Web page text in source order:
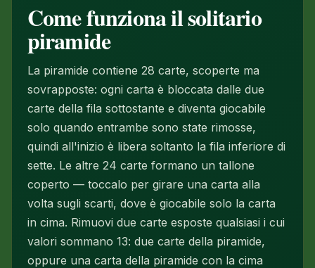
Come funziona il solitario
piramide
La piramide contiene 28 carte, scoperte ma
sovrapposte: ogni carta è bloccata dalle due
carte della fila sottostante e diventa giocabile
solo quando entrambe sono state rimosse,
quindi all'inizio è libera soltanto la fila inferiore di
sette. Le altre 24 carte formano un tallone
coperto — toccalo per girare una carta alla
volta sugli scarti, dove è giocabile solo la carta
in cima. Rimuovi due carte esposte qualsiasi i cui
valori sommano 13: due carte della piramide,
oppure una carta della piramide con la cima